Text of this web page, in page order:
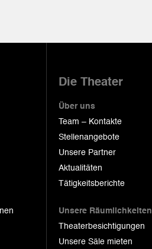
Die Theater
Über uns
Team – Kontakte
Stellenangebote
Unsere Partner
Aktualitäten
Tätigkeitsberichte
Unsere Räumlichkeiten
Theaterbesichtigungen
Unsere Säle mieten